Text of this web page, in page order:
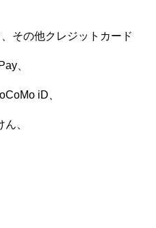
その他クレジットカード
、
iD、
、